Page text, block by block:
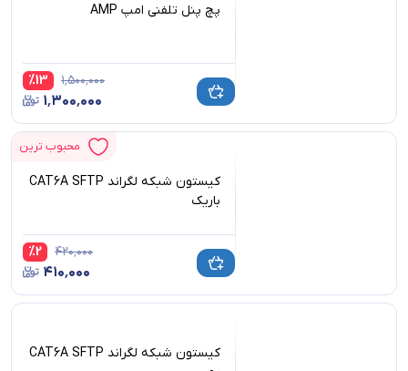
پچ پنل تلفنی امپ AMP
۱٬۵۰۰٬۰۰۰ %13
۱٬۳۰۰٬۰۰۰
محبوب ترین
کیستون شبکه لگراند CAT6A SFTP
باریک
۴۲۰٬۰۰۰ %2
۴۱۰٬۰۰۰
کیستون شبکه لگراند CAT6A SFTP